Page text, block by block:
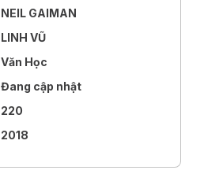
NEIL GAIMAN
LINH VŨ
Văn Học
Đang cập nhật
220
2018